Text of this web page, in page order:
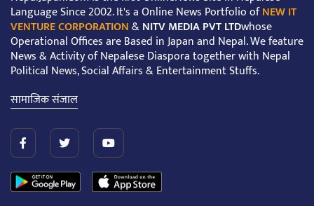
Language Since 2002. It's a Online News Portfolio ofNEW IT
VENTURE CORPORATION&NITV MEDIA PVT LTDwhose
Operational Offices are Based in Japan and Nepal. We feature
News & Activity of Nepalese Diaspora together with Nepal
Political News, Social Affairs & Entertainment Stuffs.
सामाजिक संजाल